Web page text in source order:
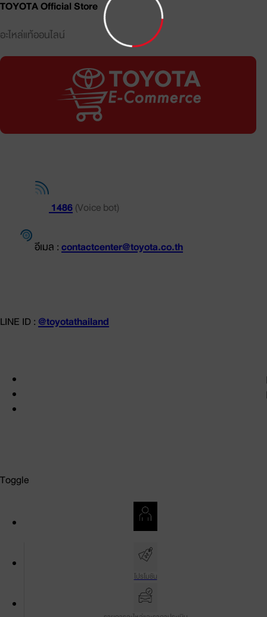
TOYOTA Official Store
อะไหล่แท้ออนไลน์
1486(Voice bot)
อีเมล :contactcenter@toyota.co.th
LINE ID :@toyotathailand
Toggle
โปรโมชัน